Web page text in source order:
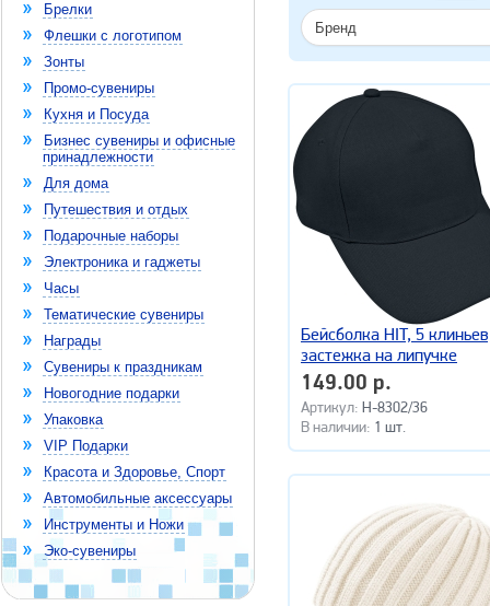
Брелки
Флешки с логотипом
Зонты
Промо-сувениры
Кухня и Посуда
Бизнес сувениры и офисные
принадлежности
Для дома
Путешествия и отдых
Подарочные наборы
Электроника и гаджеты
Часы
Тематические сувениры
Награды
Сувениры к праздникам
Новогодние подарки
Упаковка
VIP Подарки
Красота и Здоровье, Спорт
Автомобильные аксессуары
Инструменты и Ножи
Эко-сувениры
Бренд
Бейсболка HIT, 5
застежка на липучке
149.00 р.
Артикул: H-8302/36
В наличии: 1 шт.